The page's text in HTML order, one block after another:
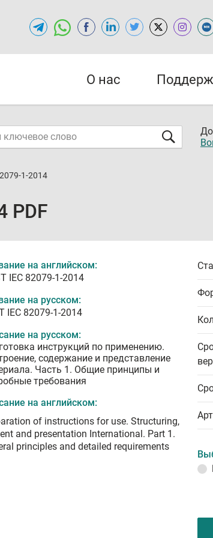
О нас
1-2014
PDF
на английском:
IEC 82079-1-2014
на русском:
IEC 82079-1-2014
на русском:
инструкций по применению.
содержание и представление
Часть 1. Общие принципы и
требования
на английском:
of instructions for use. Structuring,
and presentation International. Part 1.
principles and detailed requirements